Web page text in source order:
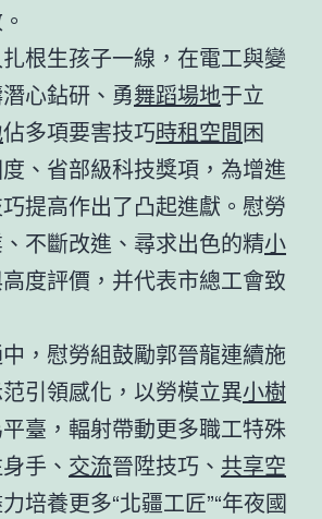
根生孩子一線，在電工與變
心鉆研、勇舞蹈場地于立
佔多項要害技巧時租空間困
、省部級科技獎項，為增進
提高作出了凸起進獻。慰勞
不斷改進、尋求出色的精小
度評價，并代表市總工會致
，慰勞組鼓勵郭晉龍連續施
引領感化，以勞模立異小樹
臺，輻射帶動更多職工特殊
手、 交流晉陞技巧、 共享空
培養更多“北疆工匠”“年夜國